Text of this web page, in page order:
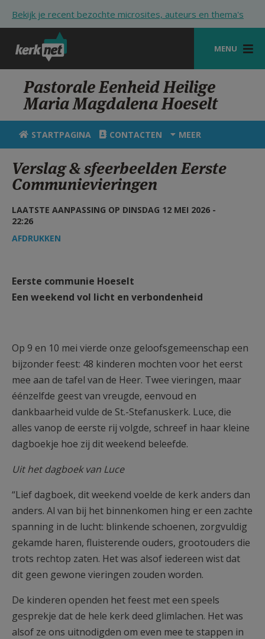
Bekijk je recent bezochte microsites, auteurs en thema's
MENU
STARTPAGINA
KERK
VIERINGEN
ZOEKEN
HULP
AANMELDEN OF REGISTREREN
Pastorale Eenheid Heilige
Maria Magdalena Hoeselt
STARTPAGINA CONTACTEN MEER
Verslag & sfeerbeelden Eerste
Communievieringen
LAATSTE AANPASSING OP DINSDAG 12 MEI 2026 -
22:26
AFDRUKKEN
Eerste communie Hoeselt
Een weekend vol licht en verbondenheid
Op 9 en 10 mei vierde onze geloofsgemeenschap een
bijzonder feest: 48 kinderen mochten voor het eerst
mee aan de tafel van de Heer. Twee vieringen, maar
éénzelfde geest van vreugde, eenvoud en
dankbaarheid vulde de St.-Stefanuskerk. Luce, die
alles vanop de eerste rij volgde, schreef in haar kleine
dagboekje hoe zij dit weekend beleefde.
Uit het dagboek van Luce
“Lief dagboek, dit weekend voelde de kerk anders dan
anders. Al van bij het binnenkomen hing er een zachte
spanning in de lucht: blinkende schoenen, zorgvuldig
gekamde haren, fluisterende ouders, grootouders die
trots rechtop zaten. Het was alsof iedereen wist dat
dit geen gewone vieringen zouden worden.
De kinderen openden het feest met een speels
gesprekje dat de hele kerk deed glimlachen. Het was
alsof ze ons uitnodigden om even mee te stappen in